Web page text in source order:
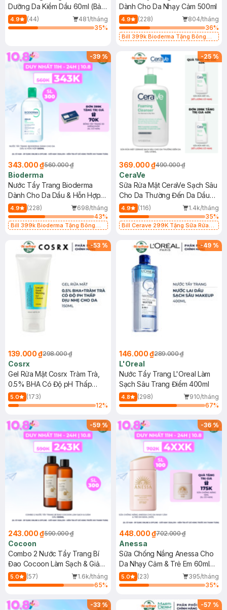
Dưỡng Da Kiềm Dầu 60ml (Bản
Mới)
4.9 (44)
481/tháng
35%
Dành Cho Da Nhạy Cảm 500ml
4.9 (228)
804/tháng
36%
Bill 399k Bioderma Tặng Bông
-39%
343.000 ₫560.000 ₫
Bioderma
Nước Tẩy Trang Bioderma
Dành Cho Da Dầu & Hỗn Hợp
500ml
4.9 (228)
698/tháng
43%
Bill 399k Bioderma Tặng Bông
-25 %
369.000 ₫490.000 ₫
CeraVe
Sữa Rửa Mặt CeraVe Sạch Sâu
Cho Da Thường Đến Da Dầu
473ml
4.9 (116)
1.4k/tháng
35%
Bill Cerave 299K Tặng Sữa Rửa
-53 %
139.000 ₫298.000 ₫
Cosrx
Gel Rửa Mặt Cosrx Tràm Trà,
0.5% BHA Có Độ pH Thấp
150ml
5.0
(173)
12%
-49 %
146.000 ₫289.000 ₫
L'Oreal
Nước Tẩy Trang L'Oreal Làm
Sạch Sâu Trang Điểm 400ml
4.8 (298)
910/tháng
67%
-59%
243.000 ₫590.000 ₫
Cocoon
Combo 2 Nước Tẩy Trang Bí
Đao Cocoon Làm Sạch & Giảm
Dầu 500ml
5.0 (57)
1.6k/tháng
65%
-36%
448.000 ₫702.000 ₫
Anessa
Sữa Chống Nắng Anessa Cho
Da Nhạy Cảm & Trẻ Em 60ml
(Mới)
5.0 (23)
395/tháng
35%
-33% -57 %